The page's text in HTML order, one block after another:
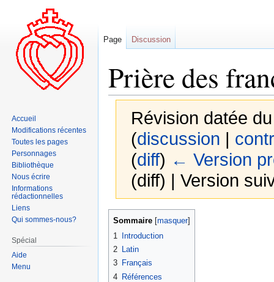
Prière des
Révision datée
(discussion |
(diff) ← Version
(diff) | Version
Aller
Aller
Sommaire
1
Introduction
2
Latin
3 Français
4 Références
Page Discussion
Accueil
Modifications récentes
Toutes les pages
Personnages
Bibliothèque
Nous écrire
Informations
rédactionnelles
Liens
Qui sommes-nous?
Spécial
Aide
Menu